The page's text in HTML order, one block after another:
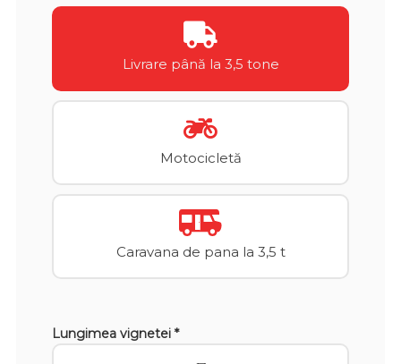
Livrare până la 3,5 tone
Motocicletă
Caravana de pana la 3,5 t
Lungimea vignetei *